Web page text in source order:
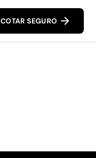
COTAR SEGURO